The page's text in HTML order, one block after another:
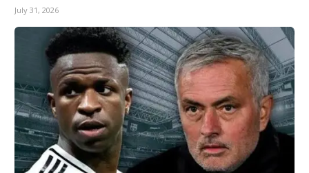
July 31, 2026